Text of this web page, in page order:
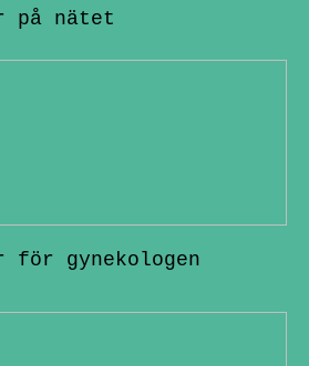
på nätet
för gynekologen